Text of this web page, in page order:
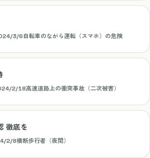
3/6自転車のながら運転（スマホ）の危険
2/18高速道路上の衝突事故（二次被害）
徹底を
2/8横断歩行者（夜間）